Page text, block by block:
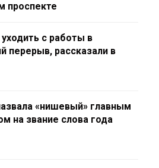
проспекте
с работы в
перерыв, рассказали в
«нишевый» главным
на звание слова года